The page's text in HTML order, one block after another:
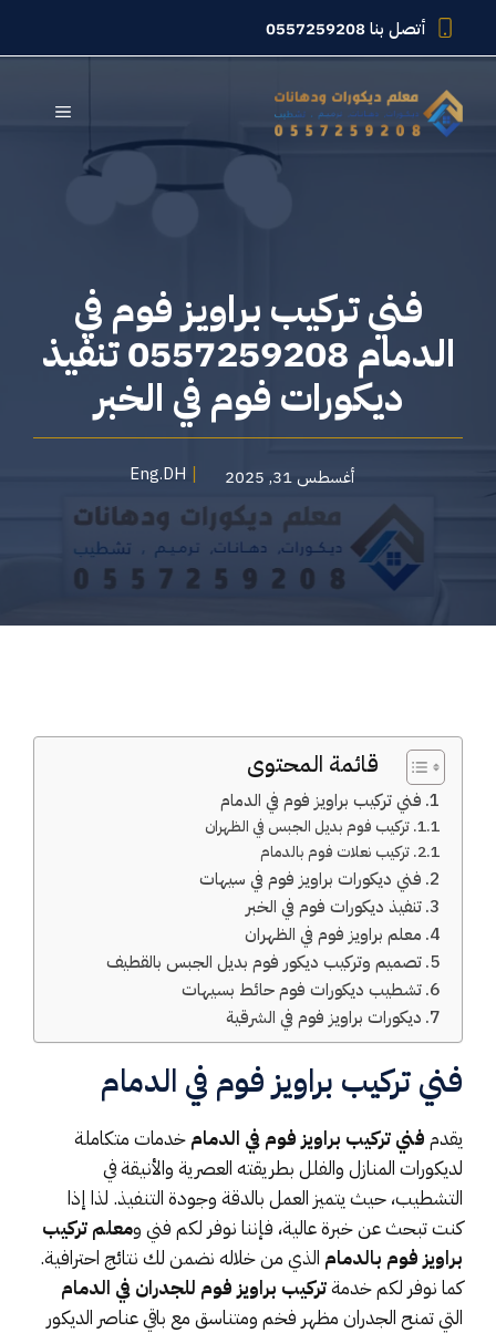
أتصل بنا0557259208
القائمة
فني تركيب براويز فوم في
الدمام 0557259208 تنفيذ
ديكورات فوم في الخبر
أغسطس 31, 2025 Eng.DH
قائمة المحتوى
فني تركيب براويز فوم في الدمام
تركيب فوم بديل الجبس في الظهران
تركيب نعلات فوم بالدمام
فني ديكورات براويز فوم في سيهات
تنفيذ ديكورات فوم في الخبر
معلم براويز فوم في الظهران
تصميم وتركيب ديكور فوم بديل الجبس بالقطيف
تشطيب ديكورات فوم حائط بسيهات
ديكورات براويز فوم في الشرقية
فني تركيب براويز فوم في الدمام
يقدم فني تركيب براويز فوم في الدمام خدمات متكاملة
لديكورات المنازل والفلل بطريقته العصرية والأنيقة في
التشطيب، حيث يتميز العمل بالدقة وجودة التنفيذ. لذا إذا
كنت تبحث عن خبرة عالية، فإننا نوفر لكم فني ومعلم تركيب
براويز فوم بالدمام الذي من خلاله نضمن لك نتائج احترافية.
كما نوفر لكم خدمةتركيب براويز فوم للجدران في الدمام
التي تمنح الجدران مظهر فخم ومتناسق مع باقي عناصر الديكور